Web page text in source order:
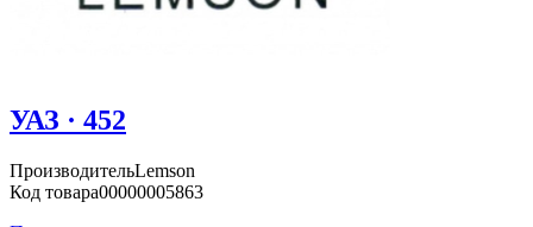
УАЗ · 452
ПроизводительLemson
Код товара00000005863